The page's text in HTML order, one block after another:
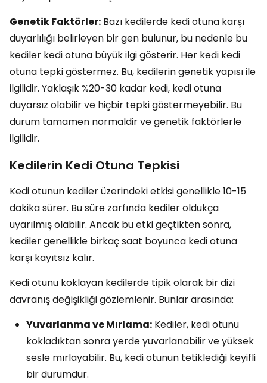
Genetik Faktörler: Bazı kedilerde kedi otuna karşı
duyarlılığı belirleyen bir gen bulunur, bu nedenle bu
kediler kedi otuna büyük ilgi gösterir. Her kedi kedi
otuna tepki göstermez. Bu, kedilerin genetik yapısı ile
ilgilidir. Yaklaşık %20-30 kadar kedi, kedi otuna
duyarsız olabilir ve hiçbir tepki göstermeyebilir. Bu
durum tamamen normaldir ve genetik faktörlerle
ilgilidir.
Kedilerin Kedi Otuna Tepkisi
Kedi otunun kediler üzerindeki etkisi genellikle 10-15
dakika sürer. Bu süre zarfında kediler oldukça
uyarılmış olabilir. Ancak bu etki geçtikten sonra,
kediler genellikle birkaç saat boyunca kedi otuna
karşı kayıtsız kalır.
Kedi otunu koklayan kedilerde tipik olarak bir dizi
davranış değişikliği gözlemlenir. Bunlar arasında:
Yuvarlanma ve Mırlama: Kediler, kedi otunu
kokladıktan sonra yerde yuvarlanabilir ve yüksek
sesle mırlayabilir. Bu, kedi otunun tetiklediği keyifli
bir durumdur.